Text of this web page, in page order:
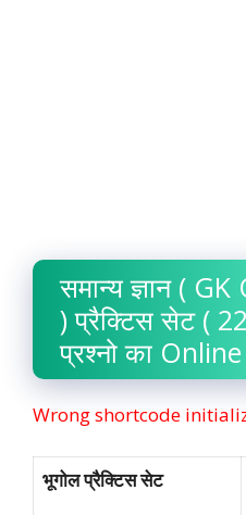
समान्य ज्ञान (
) प्रैक्टिस सेट (
प्रश्नो का
Wrong shortcode
भूगोल प्रैक्टिस सेट